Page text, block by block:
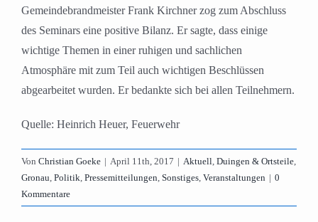
Gemeindebrandmeister Frank Kirchner zog zum Abschluss
des Seminars eine positive Bilanz. Er sagte, dass einige
wichtige Themen in einer ruhigen und sachlichen
Atmosphäre mit zum Teil auch wichtigen Beschlüssen
abgearbeitet wurden. Er bedankte sich bei allen Teilnehmern.
Quelle: Heinrich Heuer, Feuerwehr
Von Christian Goeke | April 11th, 2017 | Aktuell, Duingen & Ortsteile,
Gronau, Politik, Pressemitteilungen, Sonstiges, Veranstaltungen | 0
Kommentare